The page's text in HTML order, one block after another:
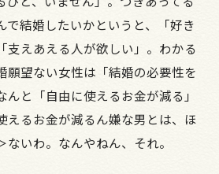
で結婚したいかというと、「好き
支えあえる人が欲しい」。わかる
願望ない女性は「結婚の必要性を
と「自由に使えるお金が減る」
えるお金が減るん嫌な男とは、ほ
いわ。なんやねん、それ。